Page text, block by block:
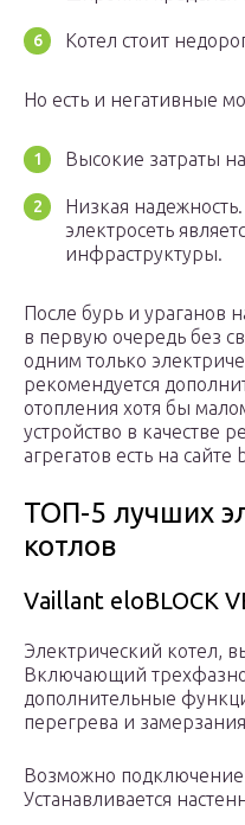
Котел стоит
Но есть и негативные
Высокие затраты
Низкая
электросеть
инфраструктуры.
После бурь и ураганов
в первую очередь без
одним только
рекомендуется
отопления хотя бы
устройство в качестве
агрегатов есть на сайте
ТОП-5 лучших
котлов
Vaillant eloBLOCK
Электрический котел,
Включающий
дополнительные
перегрева и
Возможно
Устанавливается